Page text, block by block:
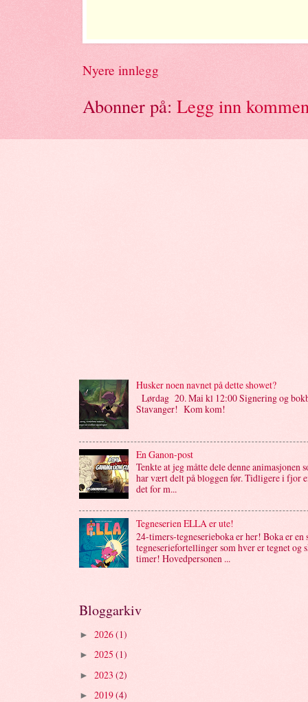
Nyere innlegg
Abonner på: Legg inn
Husker noen navnet på dette showet?
Lørdag 20. Mai kl 12:00 Signering og
Stavanger! Kom kom!
En Ganon-post
Tenkte at jeg måtte dele denne animasjonen
har vært delt på bloggen før. Tidligere i fjor
det for m...
Tegneserien ELLA er ute!
24-timers-tegneserieboka er her! Boka er en
tegneseriefortellinger som hver er tegnet og
timer! Hovedpersonen ...
Bloggarkiv
► 2026(1)
► 2025 (1)
► 2023 (2)
► 2019(4)